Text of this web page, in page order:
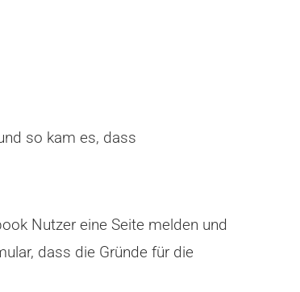
so kam es, dass
Nutzer eine Seite melden und
dass die Gründe für die